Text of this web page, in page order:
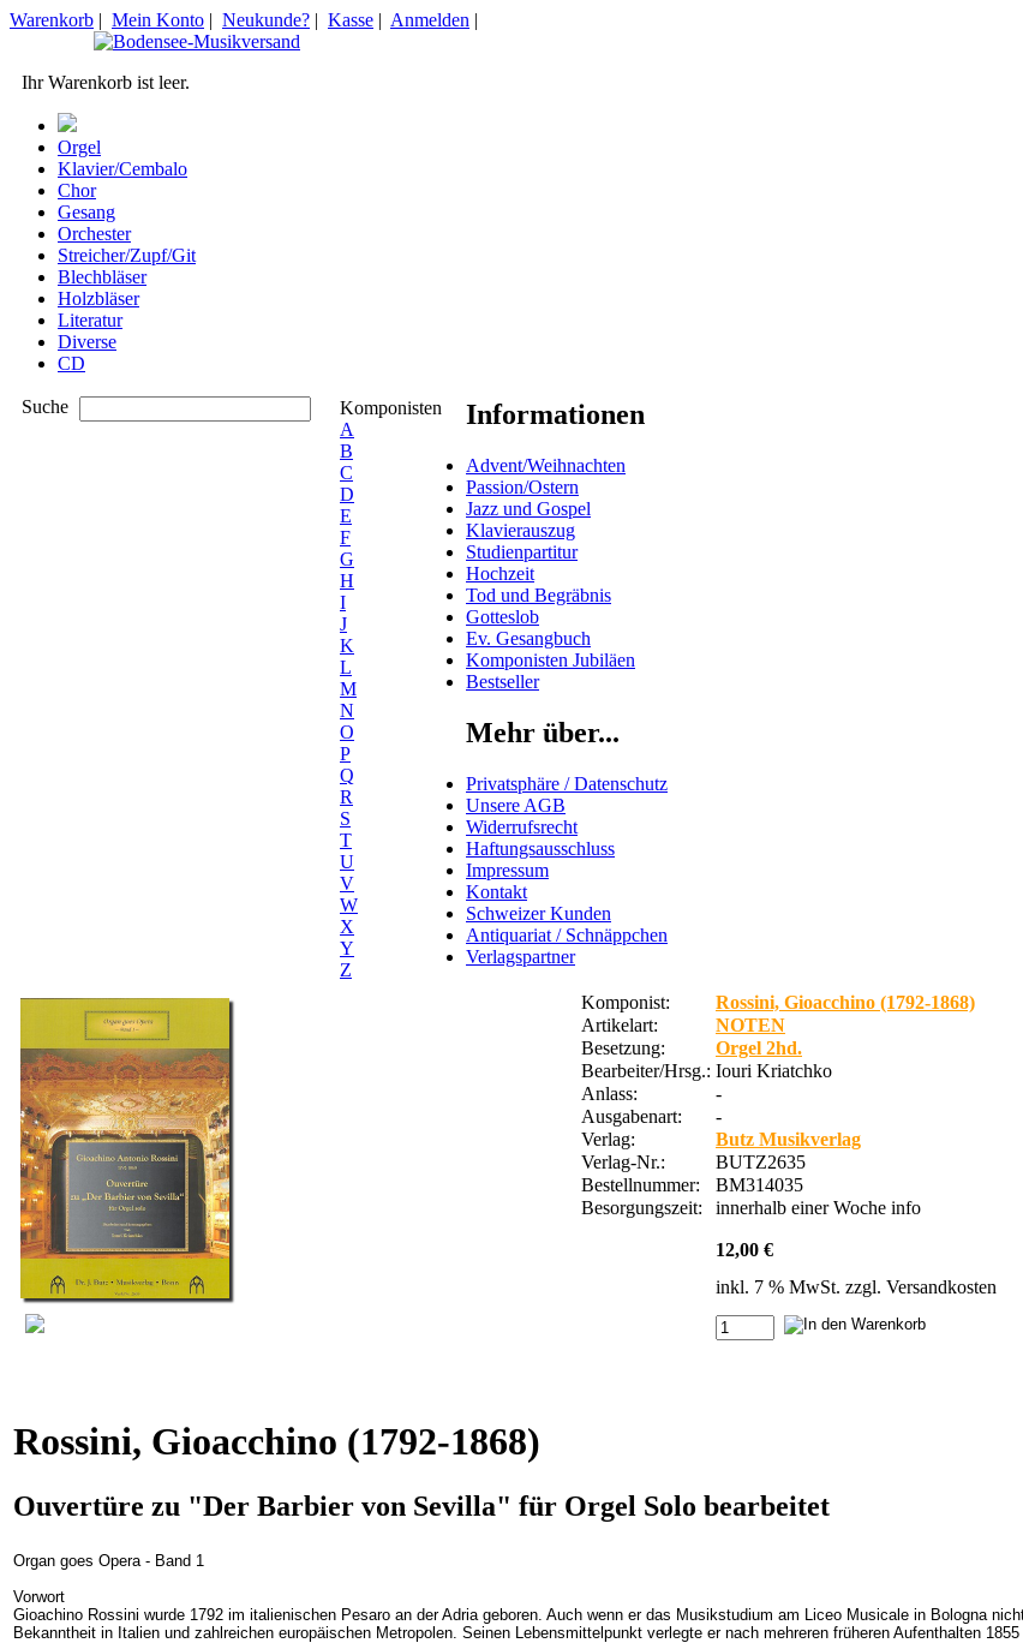
Warenkorb | Mein Konto | Neukunde? | Kasse | Anmelden |
Ihr Warenkorb ist leer.
Orgel
Klavier/Cembalo
Chor
Gesang
Orchester
Streicher/Zupf/Git
Blechbläser
Holzbläser
Literatur
Diverse
CD
Suche
Komponisten
A
B
C
D
E
F
G
H
I
J
K
L
M
N
O
P
Q
R
S
T
U
V
W
X
Y
Z
Informationen
Advent/Weihnachten
Passion/Ostern
Jazz und Gospel
Klavierauszug
Studienpartitur
Hochzeit
Tod und Begräbnis
Gotteslob
Ev. Gesangbuch
Komponisten Jubiläen
Bestseller
Mehr über...
Privatsphäre / Datenschutz
Unsere AGB
Widerrufsrecht
Haftungsausschluss
Impressum
Kontakt
Schweizer Kunden
Antiquariat / Schnäppchen
Verlagspartner
Komponist:
Rossini, Gioacchino (1792-1868)
Artikelart:
NOTEN
Besetzung:
Orgel 2hd.
Bearbeiter/Hrsg.: Iouri Kriatchko
Anlass:
-
Ausgabenart:
-
Verlag:
Butz Musikverlag
Verlag-Nr.:
BUTZ2635
Bestellnummer:
BM314035
Besorgungszeit:
innerhalb einer Woche info
12,00 €
inkl. 7 % MwSt. zzgl. Versandkosten
Rossini, Gioacchino (1792-1868)
Ouvertüre zu "Der Barbier von Sevilla" für Orgel Solo bearbeitet
Organ goes Opera - Band 1
Vorwort
Gioachino Rossini wurde 1792 im italienischen Pesaro an der Adria geboren. Auch wenn er das Musikstudium am Liceo Musicale in Bologna
Bekanntheit in Italien und zahlreichen europäischen Metropolen. Seinen Lebensmittelpunkt verlegte er nach mehreren früheren Aufenthalten